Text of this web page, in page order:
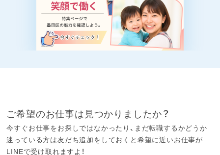
ご希望のお仕事は見つかりましたか？
今すぐお仕事をお探しではなかったり、まだ転職するかどうか
迷っている方は友だち追加をしておくと希望に近いお仕事が
LINEで受け取れますよ！